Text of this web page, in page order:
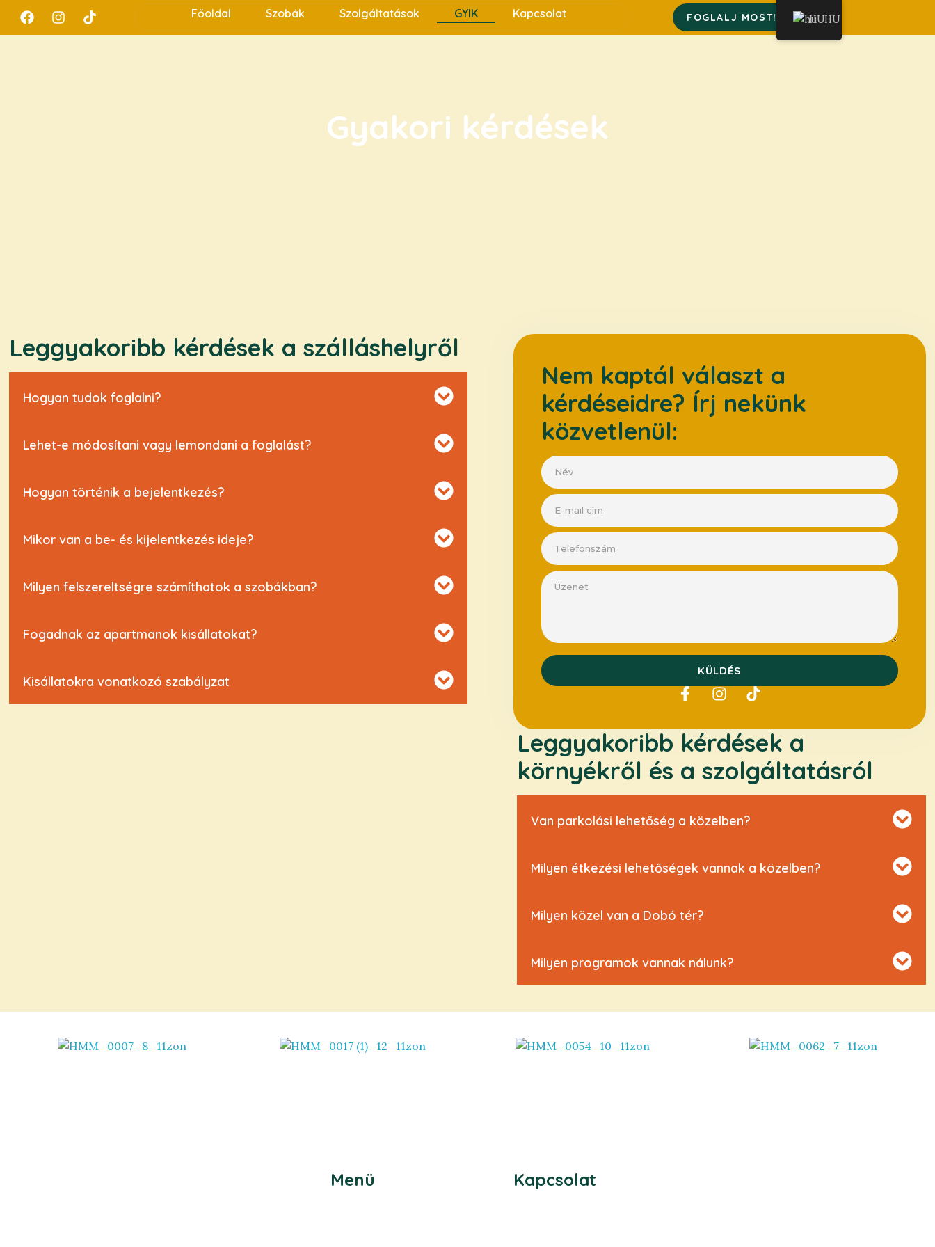
Főoldal Szobák Szolgáltatások GYIK Kapcsolat FOGLALJ MOST!
Gyakori kérdések
Leggyakoribb kérdések a szálláshelyről
Hogyan tudok foglalni?
Lehet-e módosítani vagy lemondani a foglalást?
Hogyan történik a bejelentkezés?
Mikor van a be- és kijelentkezés ideje?
Milyen felszereltségre számíthatok a szobákban?
Fogadnak az apartmanok kisállatokat?
Kisállatokra vonatkozó szabályzat
Nem kaptál választ a
kérdéseidre? Írj nekünk
közvetlenül:
KÜLDÉS
Leggyakoribb kérdések a
környékről és a szolgáltatásról
Van parkolási lehetőség a közelben?
Milyen étkezési lehetőségek vannak a közelben?
Milyen közel van a Dobó tér?
Milyen programok vannak nálunk?
Menü Kapcsolat
HU